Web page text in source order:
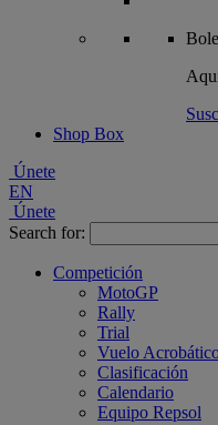
Shop Box
Únete
EN
Únete
Search for:
Competición
MotoGP
Rally
Trial
Vuelo
Clasificación
Calendario
Equipo Repsol